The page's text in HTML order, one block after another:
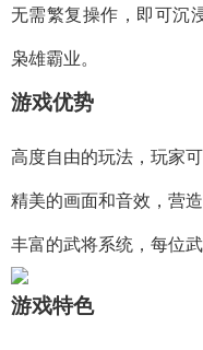
无需繁复操作，即可沉
枭雄霸业。
游戏优势
高度自由的玩法，玩家
精美的画面和音效，营
丰富的武将系统，每位
游戏特色